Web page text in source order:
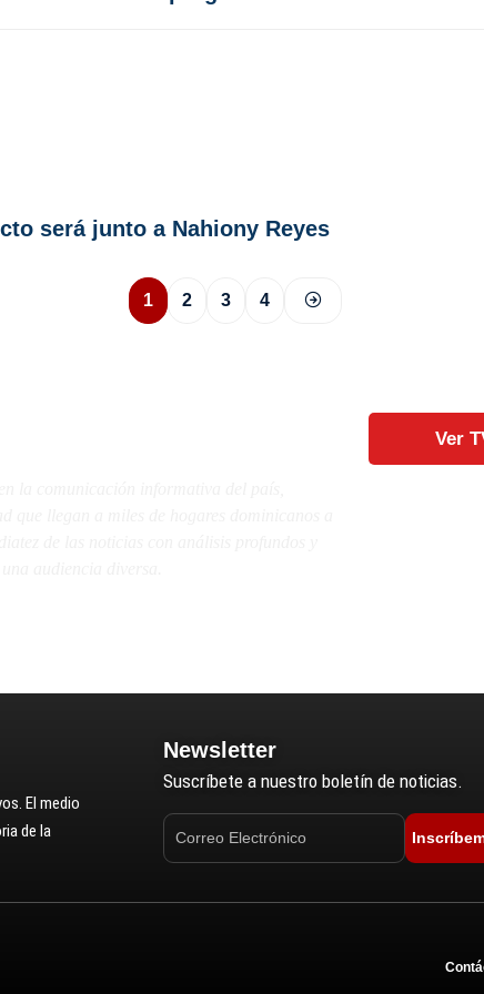
será junto a Nahiony Reyes
1 2 3 4
Ver
El medio
de la
Newsletter
Suscríbete a nuestro boletín de noticias.